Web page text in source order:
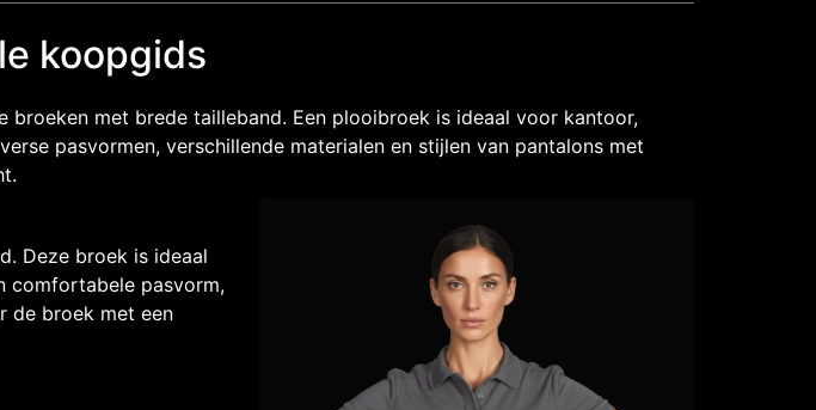
koopgids
met brede tailleband. Een plooibroek is ideaal voor kantoor,
pasvormen, verschillende materialen en stijlen van pantalons met
Deze broek is ideaal
comfortabele pasvorm,
de broek met een